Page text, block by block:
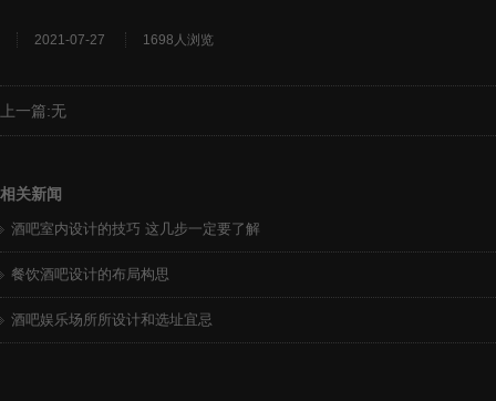
2021-07-27 1698人浏览
上一篇:无
相关新闻
酒吧室内设计的技巧 这几步一定要了解
餐饮酒吧设计的布局构思
酒吧娱乐场所所设计和选址宜忌